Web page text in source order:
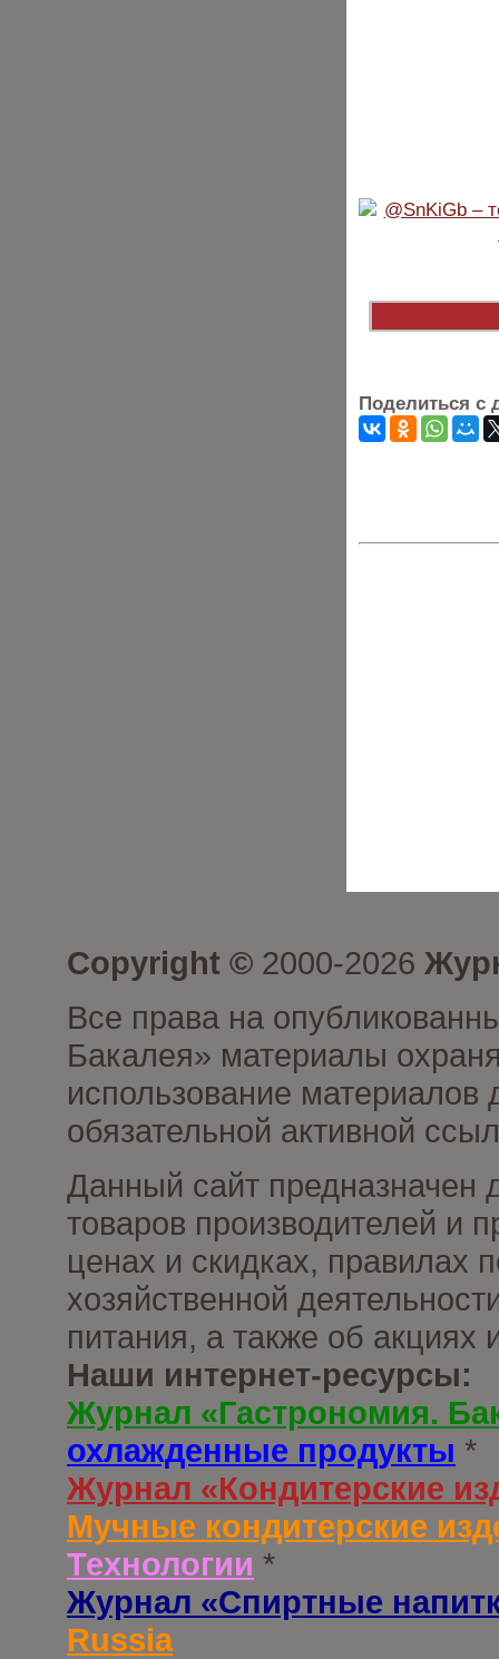
Поделиться с
Copyright © 2000-2026
Все права на
Бакалея» материалы
использование материалов
обязательной активной
Данный сайт предназначен
товаров производителей и
ценах и скидках, правилах
хозяйственной
питания, а также об
Наши интернет-ресурсы:
Журнал «Гастрономия.
охлажденные продукты *
Журнал «Кондитерские
Мучные кондитерские
Технологии *
Журнал «Спиртные
Russia